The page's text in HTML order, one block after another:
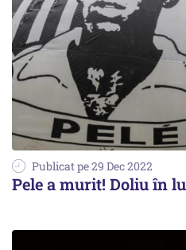
Publicat pe 29 Dec 2022
Pele a murit! Doliu în